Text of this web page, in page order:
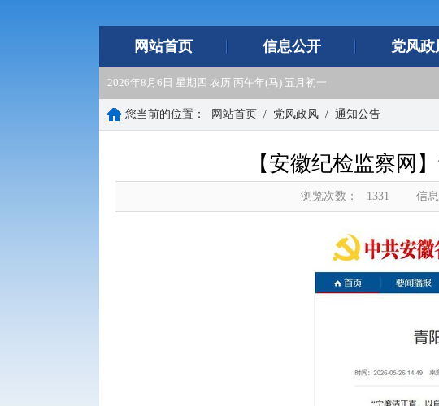
网站首页 信息公开 党风政
2026年8月6日 星期四 农历 丙午年(马) 五月初一
您当前的位置： 网站首页 / 党风政风 / 通知公告
【安徽纪检监察网
浏览次数： 1331 信